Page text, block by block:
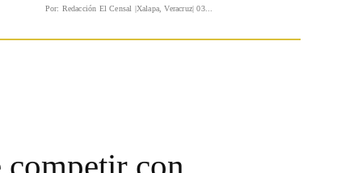
Por: Redacción El Censal |Xalapa, Veracruz| 03...
competir con